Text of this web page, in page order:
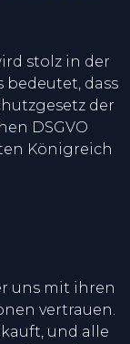
stolz in der
bedeutet, dass
der
DSGVO
Königreich
uns mit ihren
vertrauen.
und alle